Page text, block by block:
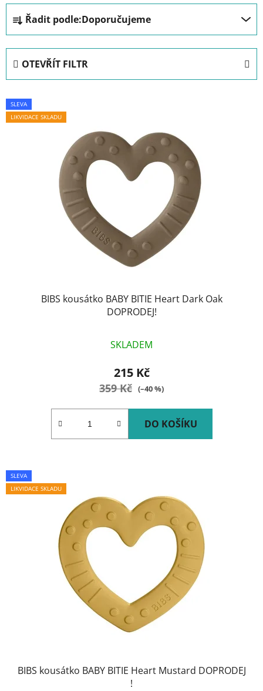
Ř
a
z
e
n
p
r
Řadit podle:Doporučujeme
OTEVŘÍT FILTR
V
ý
SLEVA
LIKVIDACE SKLADU
BIBS kousátko BABY BITIE Heart Dark Oak
DOPRODEJ!
SKLADEM
215 Kč
359 Kč (–40 %)
DO KOŠÍKU
SLEVA
LIKVIDACE SKLADU
BIBS kousátko BABY BITIE Heart Mustard DOPRODEJ
!